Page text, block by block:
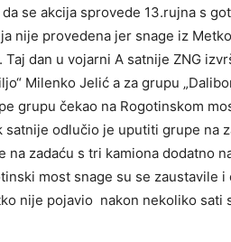
se akcija sprovede 13.rujna s
nije provedena jer snage iz
dan u vojarni A satnije ZNG
Milenko Jelić a za grupu
grupu čekao na Rogotinskom
odlučio je uputiti grupe na
na zadaću s tri kamiona dodatno
most snage su se zaustavile i
nije pojavio nakon nekoliko sati